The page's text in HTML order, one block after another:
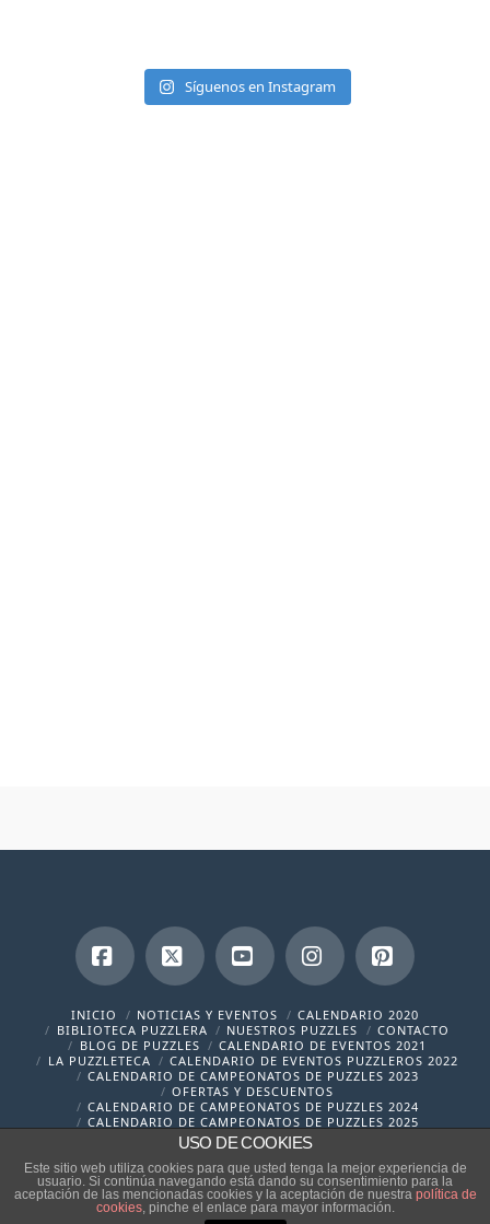
Síguenos en Instagram
Facebook
X YouTubeInstagramPinterest
INICIO NOTICIAS Y EVENTOS
CALENDARIO 2020
BIBLIOTECA PUZZLERA
NUESTROS PUZZLES
CONTACTO
BLOG DE PUZZLES
CALENDARIO DE EVENTOS 2021
LA PUZZLETECA
CALENDARIO DE EVENTOS PUZZLEROS 2022
CALENDARIO DE CAMPEONATOS DE PUZZLES 2023
OFERTAS Y DESCUENTOS
CALENDARIO DE CAMPEONATOS DE PUZZLES 2024
CALENDARIO DE CAMPEONATOS DE PUZZLES 2025
USO DE COOKIES
Este sitio web utiliza cookies para que usted tenga la mejor experiencia de
usuario. Si continúa navegando está dando su consentimiento para la
aceptación de las mencionadas cookies y la aceptación de nuestra política de
cookies, pinche el enlace para mayor información.